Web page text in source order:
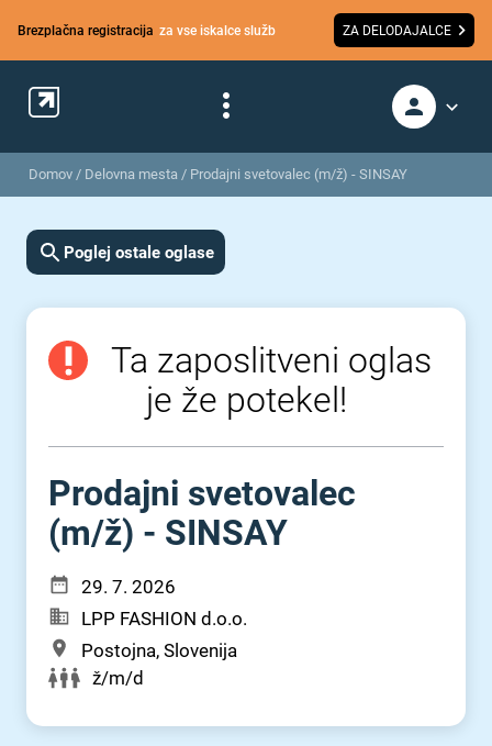
Brezplačna registracija za vse iskalce služb ZA DELODAJALCE
Domov / Delovna mesta / Prodajni svetovalec (m/ž) - SINSAY
Poglej ostale oglase
Ta zaposlitveni oglas
je že potekel!
Prodajni svetovalec
(m⁠/⁠ž) - SINSAY
29. 7. 2026
LPP FASHION d.o.o.
Postojna, Slovenija
ž/m/d